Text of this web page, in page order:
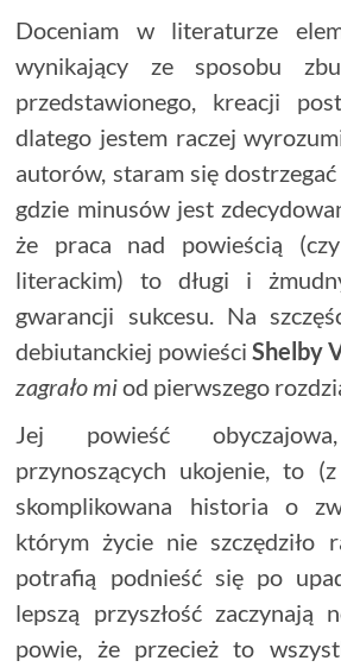
Doceniam w literaturze
wynikający ze sposobu
przedstawionego, kreacji
dlatego jestem raczej
autorów, staram się
gdzie minusów jest
że praca nad powieścią
literackim) to długi i
gwarancji sukcesu. Na
debiutanckiej powieści Shelby
zagrało miod pierwszego
Jej powieść
przynoszących ukojenie, to
skomplikowana historia o
którym życie nie szczędziło
potrafią podnieść się po
lepszą przyszłość zaczynają
powie, że przecież to